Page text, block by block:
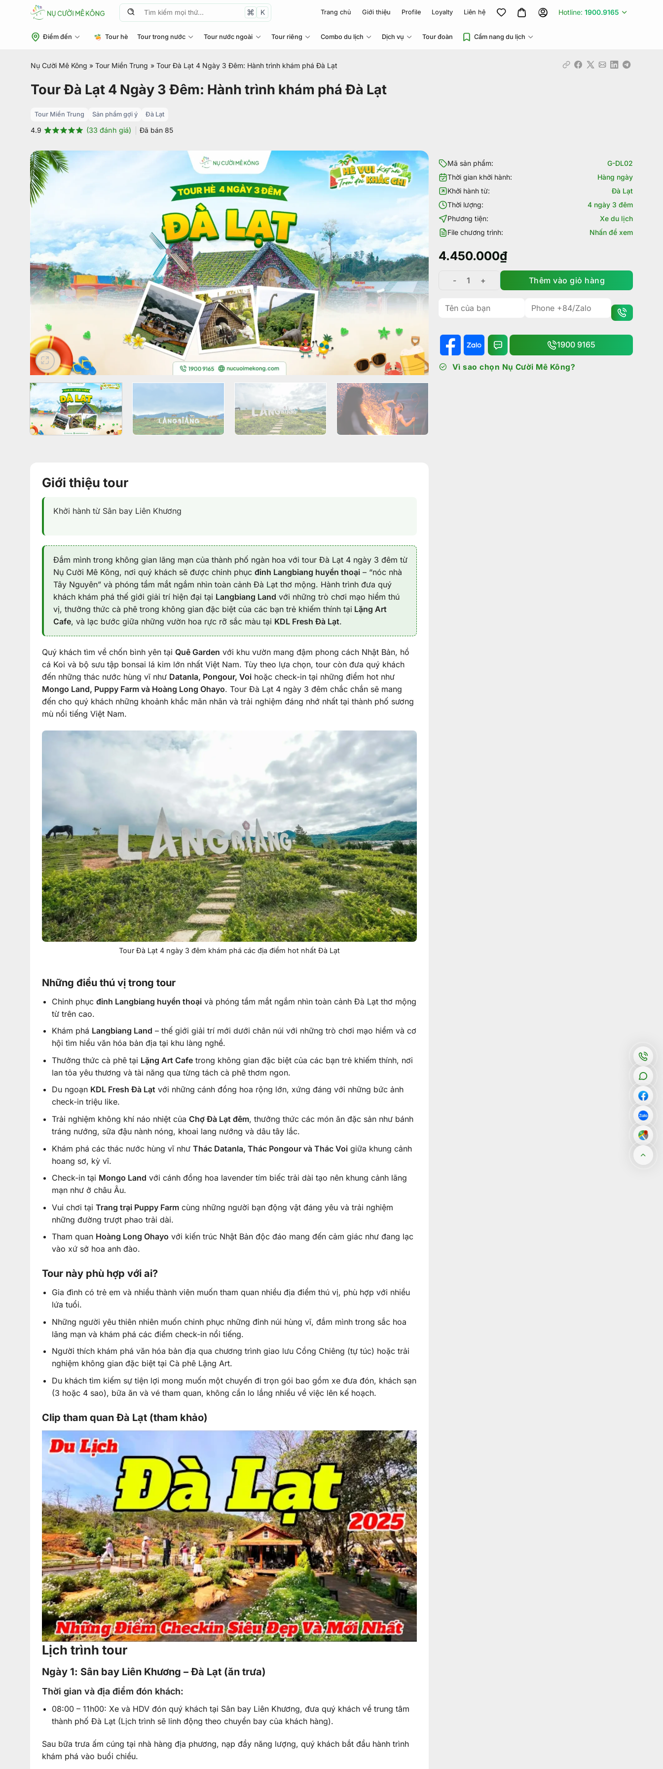
Tìm
K Trang chủ Giới thiệu Profile Loyalty Liên hệ Hotline: 1900.9165
Điểm đến Tour hè Tour trong nước Tour nước ngoài Tour riêng Combo du lịch Dịch vụ Tour đoàn Cẩm nang du lịch
Nụ Cười Mê Kông » Tour Miền Trung » Tour Đà Lạt 4 Ngày 3 Đêm: Hành trình khám phá Đà Lạt
Tour Đà Lạt 4 Ngày 3 Đêm: Hành trình khám phá Đà Lạt
Tour Miền Trung Sản phẩm gợi ý Đà Lạt
4.9
dựa trên
đánh giá
(33 đánh giá) Đã bán 85
Giới thiệu tour
Khởi hành từ Sân bay Liên Khương
Đắm mình trong không gian lãng mạn của thành phố ngàn hoa với tour Đà Lạt 4 ngày 3 đêm từ
Nụ Cười Mê Kông, nơi quý khách sẽ được chinh phục đỉnh Langbiang huyền thoại– “nóc nhà
Tây Nguyên” và phóng tầm mắt ngắm nhìn toàn cảnh Đà Lạt thơ mộng. Hành trình đưa quý
khách khám phá thế giới giải trí hiện đại tại Langbiang Land với những trò chơi mạo hiểm thú
vị, thưởng thức cà phê trong không gian đặc biệt của các bạn trẻ khiếm thính tại Lặng Art
Cafe, và lạc bước giữa những vườn hoa rực rỡ sắc màu tại KDL Fresh Đà Lạt.
Quý khách tìm về chốn bình yên tại Quê Garden với khu vườn mang đậm phong cách Nhật Bản, hồ
cá Koi và bộ sưu tập bonsai lá kim lớn nhất Việt Nam. Tùy theo lựa chọn, tour còn đưa quý khách
đến những thác nước hùng vĩ như Datanla, Pongour, Voihoặc check-in tại những điểm hot như
Mongo Land, Puppy Farm và Hoàng Long Ohayo. Tour Đà Lạt 4 ngày 3 đêm chắc chắn sẽ mang
đến cho quý khách những khoảnh khắc mãn nhãn và trải nghiệm đáng nhớ nhất tại thành phố sương
mù nổi tiếng Việt Nam.
Tour Đà Lạt 4 ngày 3 đêm khám phá các địa điểm hot nhất Đà Lạt
Những điều thú vị trong tour
Chinh phụcđỉnh Langbiang huyền thoại và phóng tầm mắt ngắm nhìn toàn cảnh Đà Lạt thơ mộng
từ trên cao.
Khám phá Langbiang Land – thế giới giải trí mới dưới chân núi với những trò chơi mạo hiểm và cơ
hội tìm hiểu văn hóa bản địa tại khu làng nghề.
Thưởng thức cà phê tại Lặng Art Cafe trong không gian đặc biệt của các bạn trẻ khiếm thính, nơi
lan tỏa yêu thương và tài năng qua từng tách cà phê thơm ngon.
Du ngoạn KDL Fresh Đà Lạt với những cánh đồng hoa rộng lớn, xứng đáng với những bức ảnh
check-in triệu like.
Trải nghiệm không khí náo nhiệt củaChợ Đà Lạt đêm, thưởng thức các món ăn đặc sản như bánh
tráng nướng, sữa đậu nành nóng, khoai lang nướng và dâu tây lắc.
Khám phá các thác nước hùng vĩ nhưThác Datanla, Thác Pongour và Thác Voi giữa khung cảnh
hoang sơ, kỳ vĩ.
Check-in tại Mongo Land với cánh đồng hoa lavender tím biếc trải dài tạo nên khung cảnh lãng
mạn như ở châu Âu.
Vui chơi tạiTrang trại Puppy Farm cùng những người bạn động vật đáng yêu và trải nghiệm
những đường trượt phao trải dài.
Tham quan Hoàng Long Ohayo với kiến trúc Nhật Bản độc đáo mang đến cảm giác như đang lạc
vào xứ sở hoa anh đào.
Tour này phù hợp với ai?
Gia đình có trẻ em và nhiều thành viên muốn tham quan nhiều địa điểm thú vị, phù hợp với nhiều
lứa tuổi.
Những người yêu thiên nhiên muốn chinh phục những đỉnh núi hùng vĩ, đắm mình trong sắc hoa
lãng mạn và khám phá các điểm check-in nổi tiếng.
Người thích khám phá văn hóa bản địa qua chương trình giao lưu Cồng Chiêng (tự túc) hoặc trải
nghiệm không gian đặc biệt tại Cà phê Lặng Art.
Du khách tìm kiếm sự tiện lợi mong muốn một chuyến đi trọn gói bao gồm xe đưa đón, khách sạn
(3 hoặc 4 sao), bữa ăn và vé tham quan, không cần lo lắng nhiều về việc lên kế hoạch.
Clip tham quan Đà Lạt (tham khảo)
Lịch trình tour
Ngày 1: Sân bay Liên Khương – Đà Lạt (ăn trưa)
Thời gian và địa điểm đón khách:
08:00 – 11h00: Xe và HDV đón quý khách tại Sân bay Liên Khương, đưa quý khách về trung tâm
thành phố Đà Lạt (Lịch trình sẽ linh động theo chuyển bay của khách hàng).
Sau bữa trưa ấm cúng tại nhà hàng địa phương, nạp đầy năng lượng, quý khách bắt đầu hành trình
khám phá vào buổi chiều.
Mã sản phẩm:
G-DL02
Thời gian khởi hành:
Hàng ngày
Khởi hành từ:
Đà Lạt
Thời lượng:
4 ngày 3 đêm
Phương tiện:
Xe du lịch
File chương trình:
Nhấn để xem
4.450.000₫
Tour Đà Lạt 4 Ngày 3 Đêm: Hành trình khám phá Đà Lạt
Thêm vào giỏ hàng
1900 9165
Vì sao chọn Nụ Cười Mê Kông?